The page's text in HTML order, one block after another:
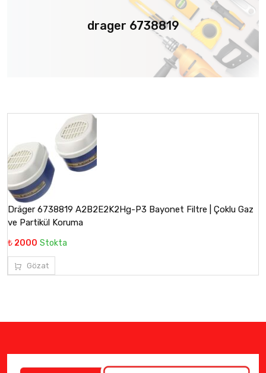
drager 6738819
Dräger 6738819 A2B2E2K2Hg-P3 Bayonet Filtre | Çoklu Gaz
ve Partikül Koruma
₺ 2000 Stokta
Gözat